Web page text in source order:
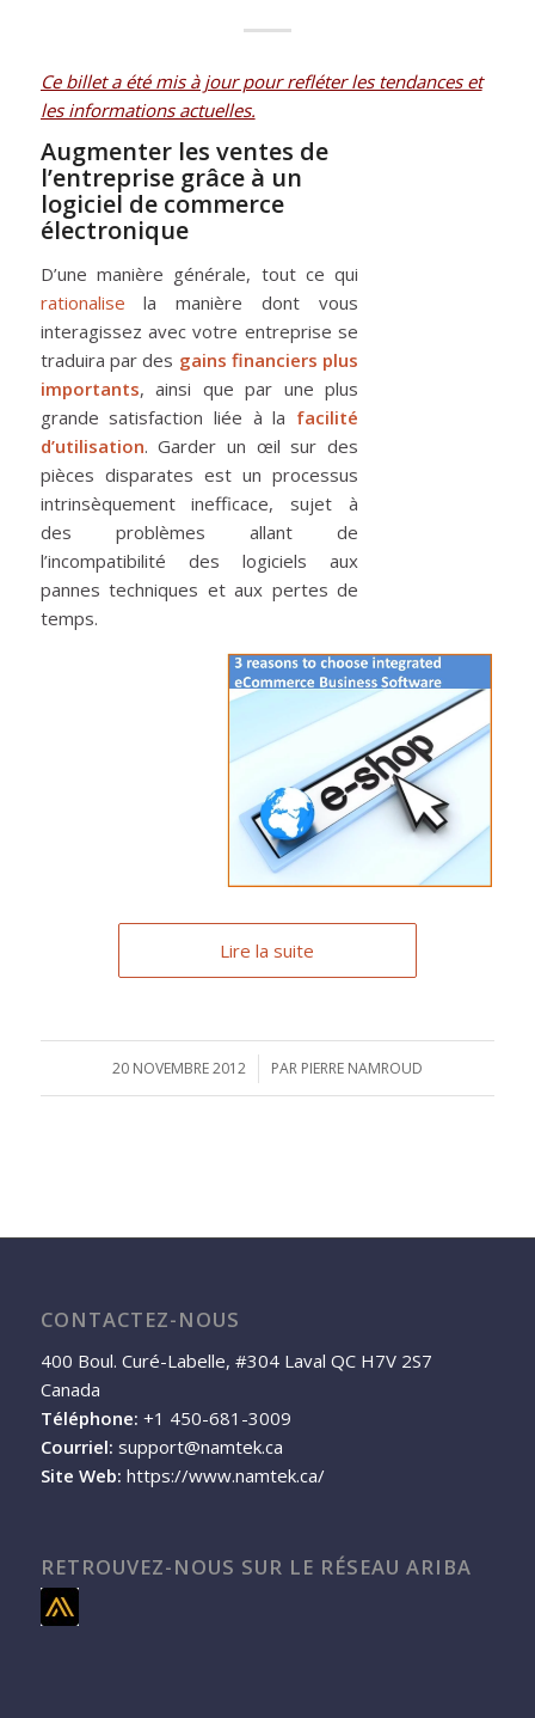
Ce billet a été mis à jour pour refléter les tendances et
les informations actuelles.
Augmenter les ventes de
l’entreprise grâce à un
logiciel de commerce
électronique
D’une manière générale, tout ce qui
rationalise la manière dont vous
interagissez avec votre entreprise se
traduira par des gains financiers plus
importants, ainsi que par une plus
grande satisfaction liée à la facilité
d’utilisation. Garder un œil sur des
pièces disparates est un processus
intrinsèquement inefficace, sujet à
des problèmes allant de
l’incompatibilité des logiciels aux
pannes techniques et aux pertes de
temps.
Lire la suite
20 NOVEMBRE 2012
/ PAR PIERRE NAMROUD
CONTACTEZ-NOUS
400 Boul. Curé-Labelle, #304 Laval QC H7V 2S7
Canada
Téléphone: +1 450-681-3009
Courriel: support@namtek.ca
Site Web: https://www.namtek.ca/
RETROUVEZ-NOUS SUR LE RÉSEAU ARIBA